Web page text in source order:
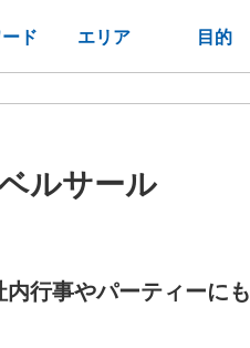
ド エリア 目的
ルサール
行事やパーティーにも